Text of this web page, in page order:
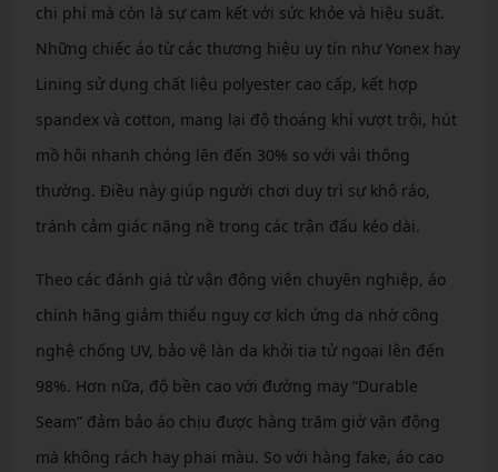
chi phí mà còn là sự cam kết với sức khỏe và hiệu suất.
Những chiếc áo từ các thương hiệu uy tín như Yonex hay
Lining sử dụng chất liệu polyester cao cấp, kết hợp
spandex và cotton, mang lại độ thoáng khí vượt trội, hút
mồ hôi nhanh chóng lên đến 30% so với vải thông
thường. Điều này giúp người chơi duy trì sự khô ráo,
tránh cảm giác nặng nề trong các trận đấu kéo dài.
Theo các đánh giá từ vận động viên chuyên nghiệp, áo
chính hãng giảm thiểu nguy cơ kích ứng da nhờ công
nghệ chống UV, bảo vệ làn da khỏi tia tử ngoại lên đến
98%. Hơn nữa, độ bền cao với đường may “Durable
Seam” đảm bảo áo chịu được hàng trăm giờ vận động
mà không rách hay phai màu. So với hàng fake, áo cao